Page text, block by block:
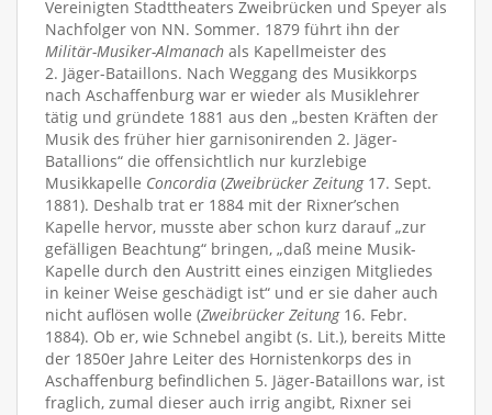
Vereinigten Stadttheaters Zweibrücken und Speyer als
Nachfolger von NN. Sommer. 1879 führt ihn der
Militär-Musiker-Almanach als Kapellmeister des
2. Jäger-Bataillons. Nach Weggang des Musikkorps
nach Aschaffenburg war er wieder als Musiklehrer
tätig und gründete 1881 aus den „besten Kräften der
Musik des früher hier garnisonirenden 2. Jäger-
Batallions“ die offensichtlich nur kurzlebige
Musikkapelle Concordia (Zweibrücker Zeitung17. Sept.
1881). Deshalb trat er 1884 mit der Rixner’schen
Kapelle hervor, musste aber schon kurz darauf „zur
gefälligen Beachtung“ bringen, „daß meine Musik-
Kapelle durch den Austritt eines einzigen Mitgliedes
in keiner Weise geschädigt ist“ und er sie daher auch
nicht auflösen wolle (Zweibrücker Zeitung16. Febr.
1884). Ob er, wie Schnebel angibt (s. Lit.), bereits Mitte
der 1850er Jahre Leiter des Hornistenkorps des in
Aschaffenburg befindlichen 5. Jäger-Bataillons war, ist
fraglich, zumal dieser auch irrig angibt, Rixner sei